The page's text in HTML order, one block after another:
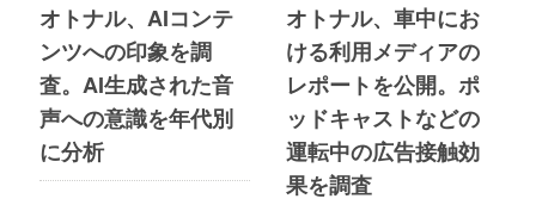
オトナル、AIコンテ
ンツへの印象を調
査。AI生成された音
声への意識を年代別
に分析
オトナル、車中にお
ける利用メディアの
レポートを公開。ポ
ッドキャストなどの
運転中の広告接触効
果を調査